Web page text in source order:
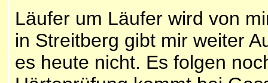
Läufer um Läufer wird von
in Streitberg gibt mir weiter
es heute nicht. Es folgen